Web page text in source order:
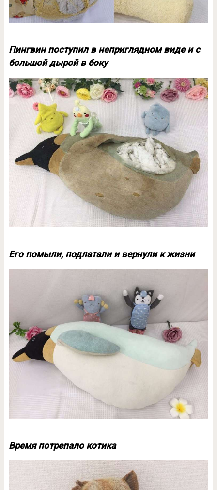
Пингвин поступил в неприглядном виде и с
большой дырой в боку
Его помыли, подлатали и вернули к жизни
Время потрепало котика